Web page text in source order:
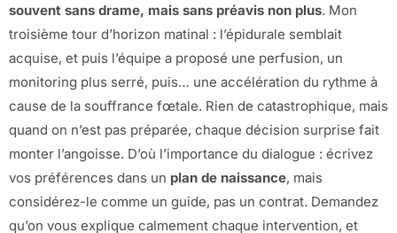
souvent sans drame, mais sans préavis non plus. Mon
troisième tour d’horizon matinal : l’épidurale semblait
acquise, et puis l’équipe a proposé une perfusion, un
monitoring plus serré, puis… une accélération du rythme à
cause de la souffrance fœtale. Rien de catastrophique, mais
quand on n’est pas préparée, chaque décision surprise fait
monter l’angoisse. D’où l’importance du dialogue : écrivez
vos préférences dans un plan de naissance, mais
considérez-le comme un guide, pas un contrat. Demandez
qu’on vous explique calmement chaque intervention, et